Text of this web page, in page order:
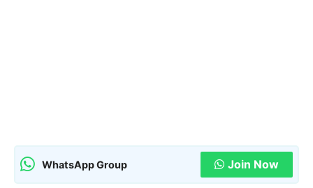
WhatsApp Group Join Now